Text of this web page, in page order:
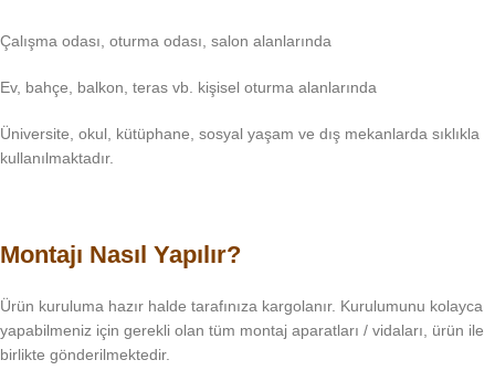
Çalışma odası, oturma odası, salon alanlarında
Ev, bahçe, balkon, teras vb. kişisel oturma alanlarında
Üniversite, okul, kütüphane, sosyal yaşam ve dış mekanlarda sıklıkla
kullanılmaktadır.
Montajı Nasıl Yapılır?
Ürün kuruluma hazır halde tarafınıza kargolanır. Kurulumunu kolayca
yapabilmeniz için gerekli olan tüm montaj aparatları / vidaları, ürün ile
birlikte gönderilmektedir.